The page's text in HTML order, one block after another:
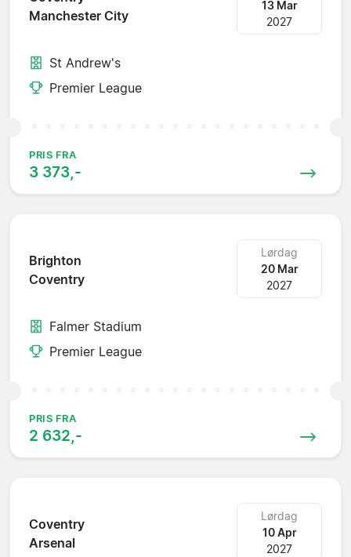
Manchester City
13 Mar
2027
St Andrew's
Premier League
PRIS FRA
3 373,-
Brighton
Coventry
Lørdag
20 Mar
2027
Falmer Stadium
Premier League
PRIS FRA
2 632,-
Coventry
Arsenal
Lørdag
10 Apr
2027